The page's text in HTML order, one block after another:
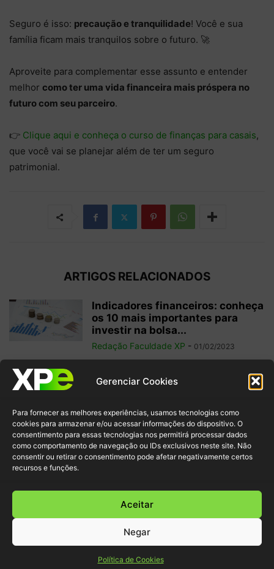
Gerenciar Cookies
Para fornecer as melhores experiências, usamos tecnologias como
cookies para armazenar e/ou acessar informações do dispositivo. O
consentimento para essas tecnologias nos permitirá processar dados
como comportamento de navegação ou IDs exclusivos neste site. Não
consentir ou retirar o consentimento pode afetar negativamente certos
recursos e funções.
Aceitar
Negar
Política de Cookies
Seguro é isso: precaução e tranquilidade! Você e sua
família ficam mais tranquilos sobre o futuro. 🚀
Aproveite para complementar esse assunto e entender
melhor como ter uma vida financeira mais próspera no
futuro com seu parceiro.
👉 Clique aqui e conheça o curso de finanças para casais,
que você vai se planejar além de ter um seguro
patrimonial.
ARTIGOS RELACIONADOS
Indicadores financeiros: conheça
os 10 mais importantes para
investir na bolsa...
Redação Faculdade XP - 01/02/2023
Como começar a operar em
swing trade? 5 dicas para
Redação Faculdade XP - 31/01/2023
Free float: qual a importância
desse conceito para acionistas
22/01/2023
© XP Educação 2022